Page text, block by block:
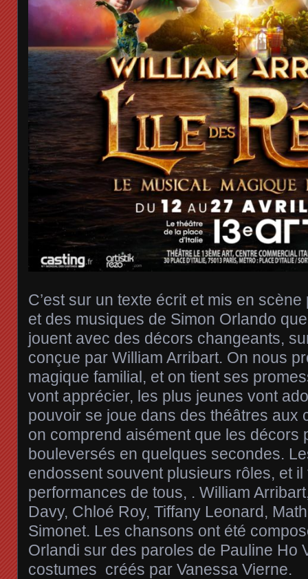
C’est sur un texte écrit et mis en
et des musiques de Simon Orlando
jouent avec des décors changeants,
conçue par William Arribart. On nous
magique familial, et on tient ses
vont apprécier, les plus jeunes vont
pouvoir se joue dans des théâtres aux
on comprend aisément que les décors
bouleversés en quelques secondes.
endossent souvent plusieurs rôles, et
performances de tous, . William
Davy, Chloé Roy, Tiffany Leonard,
Simonet. Les chansons ont été
Orlandi sur des paroles de Pauline Ho
costumes créés par Vanessa Vierne.